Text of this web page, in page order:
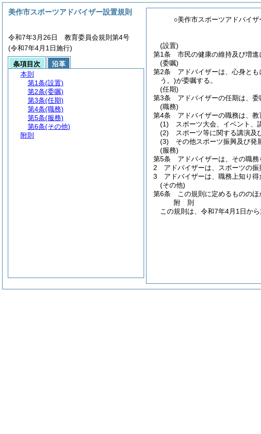
○美作市スポーツアドバイザ
(設置)
第1条
市民の健康の維持及び増
(委嘱)
第2条
アドバイザーは、心身と
う。)が委嘱する。
(任期)
第3条
アドバイザーの任期は、委
(職務)
第4条
アドバイザーの職務は、教
(1)
スポーツ大会、イベント、
(2)
スポーツ等に関する講演及
(3)
その他スポーツ振興及び発
(服務)
第5条
アドバイザーは、その職
2
アドバイザーは、スポーツの
3
アドバイザーは、職務上知り得
(その他)
第6条
この規則に定めるものの
附 則
この規則は、令和7年4月1日から
美作市スポーツアドバイザー設置規則
令和7年3月26日 教育委員会規則第4号
(令和7年4月1日施行)
条項目次
沿革
本則
第1条(設置)
第2条(委嘱)
第3条(任期)
第4条(職務)
第5条(服務)
第6条(その他)
附則